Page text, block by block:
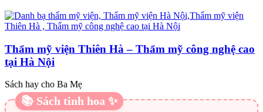
Thẩm mỹ viện Thiên Hà – Thẩm mỹ công nghệ cao
tại Hà Nội
Sách hay cho Ba Mẹ
📚 Sách tinh hoa ✨